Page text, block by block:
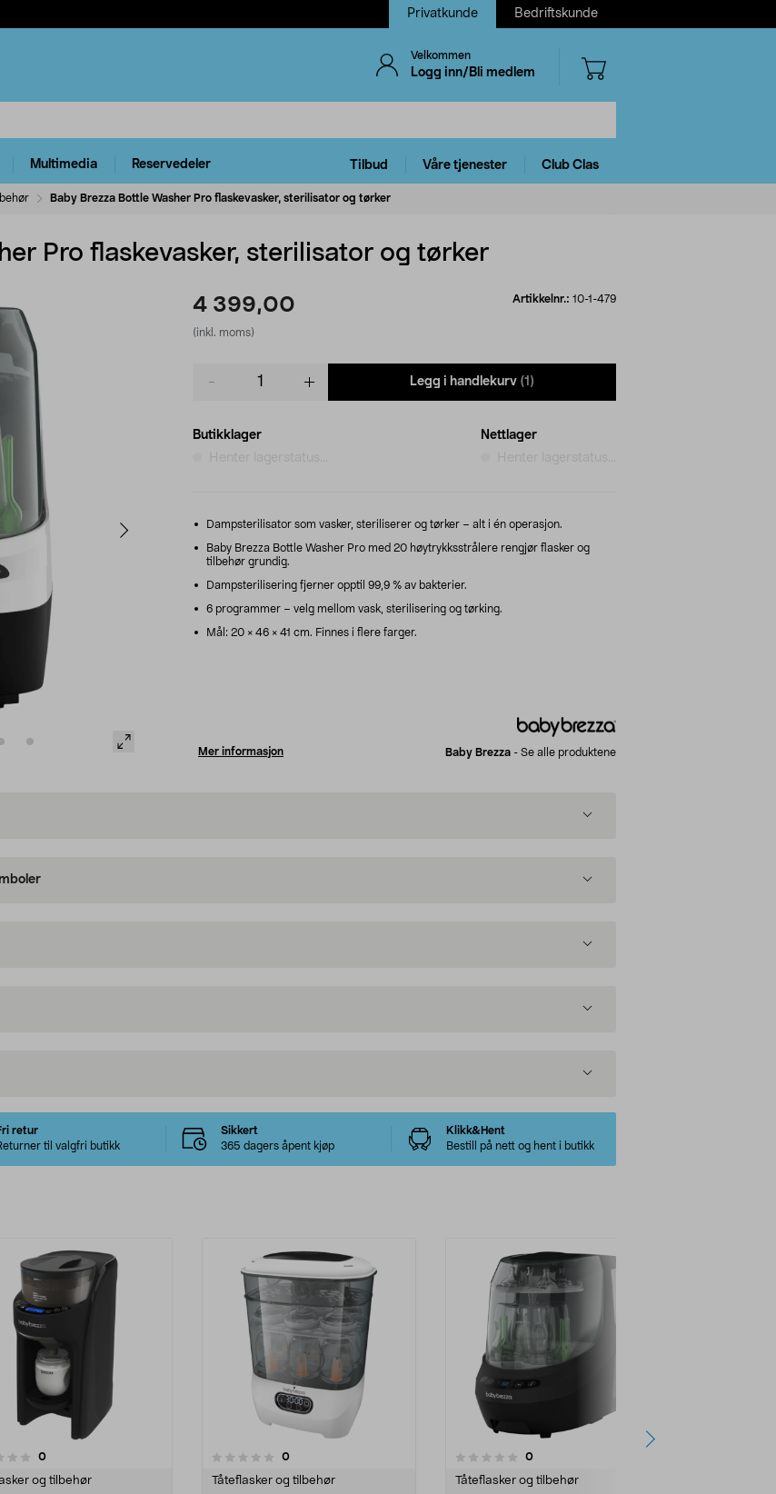
Privatkunde Bedriftskunde
Velkommen
Logg inn/Bli medlem
Multimedia Reservedeler Tilbud Våre tjenester Club Clas
Baby Brezza Bottle Washer Pro flaskevasker, sterilisator og tørker
Pro flaskevasker, sterilisator og tørker
4 399,00
(inkl. moms)
Artikkelnr.: 10-1-479
Legg i handlekurv (1)
Butikklager
Henter lagerstatus...
Nettlager
Henter lagerstatus...
Dampsterilisator som vasker, steriliserer og tørker – alt i én operasjon.
Baby Brezza Bottle Washer Pro med 20 høytrykksstrålere rengjør flasker og
tilbehør grundig.
Dampsterilisering fjerner opptil 99,9 % av bakterier.
6 programmer – velg mellom vask, sterilisering og tørking.
Mål: 20 × 46 × 41 cm. Finnes i flere farger.
Mer informasjon Baby Brezza - Se alle produktene
retur
til valgfri butikk
Sikkert
365 dagers åpent kjøp
Klikk&Hent
Bestill på nett og hent i butikk
0anmeldelser
og tilbehør
0.0 av 5 stjerner 0anmeldelser
Tåteflasker og tilbehør
0.0 av 5 stjerner 0anmeldelser
Tåteflasker og tilbehør
0.0 av 5 stjerner